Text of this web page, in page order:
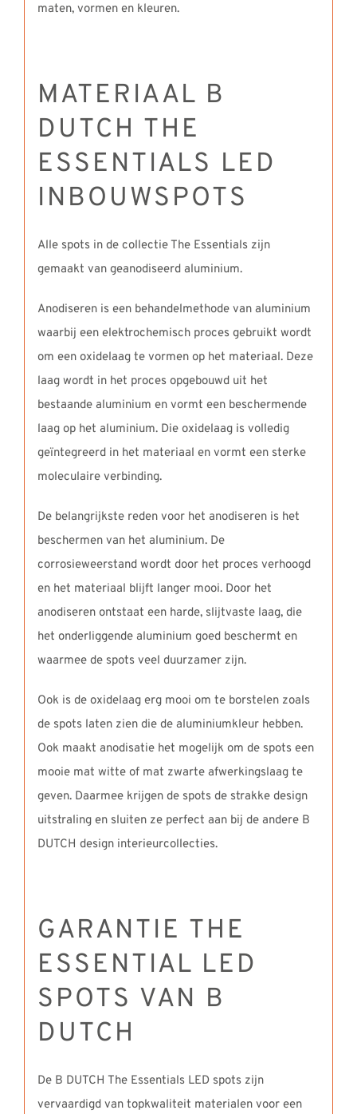
maten, vormen en kleuren.
MATERIAAL B
DUTCH THE
ESSENTIALS LED
INBOUWSPOTS
Alle spots in de collectie The Essentials zijn
gemaakt van geanodiseerd aluminium.
Anodiseren is een behandelmethode van aluminium
waarbij een elektrochemisch proces gebruikt wordt
om een oxidelaag te vormen op het materiaal. Deze
laag wordt in het proces opgebouwd uit het
bestaande aluminium en vormt een beschermende
laag op het aluminium. Die oxidelaag is volledig
geïntegreerd in het materiaal en vormt een sterke
moleculaire verbinding.
De belangrijkste reden voor het anodiseren is het
beschermen van het aluminium. De
corrosieweerstand wordt door het proces verhoogd
en het materiaal blijft langer mooi. Door het
anodiseren ontstaat een harde, slijtvaste laag, die
het onderliggende aluminium goed beschermt en
waarmee de spots veel duurzamer zijn.
Ook is de oxidelaag erg mooi om te borstelen zoals
de spots laten zien die de aluminiumkleur hebben.
Ook maakt anodisatie het mogelijk om de spots een
mooie mat witte of mat zwarte afwerkingslaag te
geven. Daarmee krijgen de spots de strakke design
uitstraling en sluiten ze perfect aan bij de andere B
DUTCH design interieurcollecties.
GARANTIE THE
ESSENTIAL LED
SPOTS VAN B
DUTCH
De B DUTCH The Essentials LED spots zijn
vervaardigd van topkwaliteit materialen voor een